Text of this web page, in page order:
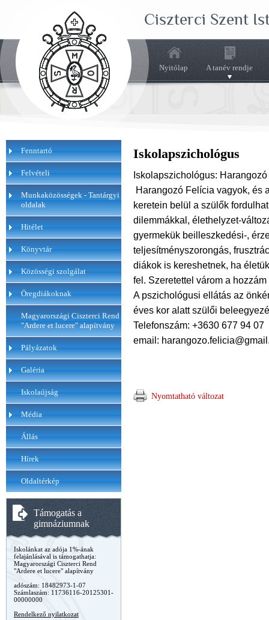
Ciszterci Szent
Nyitólap A tanév rendje
Fenntartó
Felvételi
Munkaközösségek - Tantárgyi
oldalak
Hitélet
Könyvtár
Közösségi szolgálat
Öregdiákoknak
Magyarországi Ciszterci Rend
"Ardere et lucere" alapítvány
Pályázatok
Galéria
Iskolaújság
Média
Állás
Hírek
Oldaltérkép
Támogatás a
gimnáziumnak
Iskolánkat az adója 1%-ának
felajánlásával is támogathatja:
Magyarországi Ciszterci Rend
"Ardere et lucere" alapítvány
adószám: 18482973-1-07
Számlaszám: 11736116-20125301-
00000000
Rendelkező nyilatkozat
Iskolapszichológus
Iskolapszichológus:
Harangozó Felícia vagyok, és
keretein belül a szülők
dilemmákkal, élethelyzet-
gyermekük beilleszkedési-,
teljesítményszorongás,
diákok is kereshetnek, ha
fel. Szeretettel várom a
A pszichológusi ellátás az
éves kor alatt szülői
Telefonszám: +3630 677 94 07
email:
Nyomtatható változat